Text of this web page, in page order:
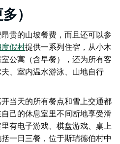
）
贵的山坡餐费，而且还可以参
假村提供一系列住宿，从小木
公寓（含早餐），还为所有客
、室内温水游泳、山地自行
当天的所有餐点和雪上交通都
己的休息室里不间断地享受滑
有电子游戏、棋盘游戏、桌上
一日三餐，位于斯瑞德伯村中